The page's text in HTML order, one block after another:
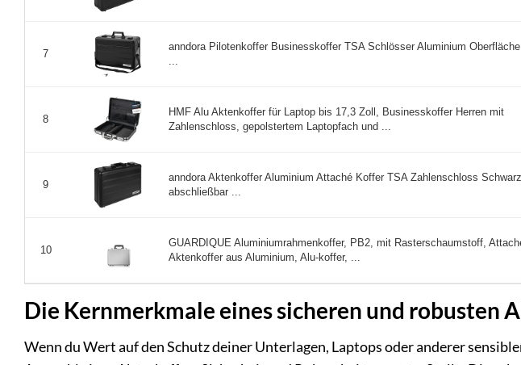
7
anndora Pilotenkoffer Businesskoffer TSA Schlösser Aluminium
8
HMF Alu Aktenkoffer für Laptop bis 17,3 Zoll, Businesskoffer Herren mit
Zahlenschloss, gepolstertem Laptopfach und ...
9
anndora Aktenkoffer Aluminium Attaché Koffer TSA Zahlenschloss Schwarz
abschließbar ...
10
GUARDIQUE Aluminiumrahmenkoffer, PB2, mit Rasterschaumstoff,
Aktenkoffer aus Aluminium, Alu-koffer, ...
Die Kernmerkmale eines sicheren und robusten
Wenn du Wert auf den Schutz deiner Unterlagen, Laptops oder anderer